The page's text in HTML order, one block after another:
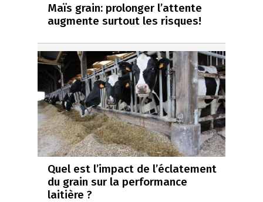
Maïs grain: prolonger l’attente
augmente surtout les risques!
Quel est l’impact de l’éclatement
du grain sur la performance
laitière ?